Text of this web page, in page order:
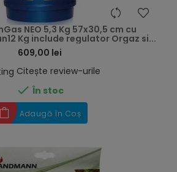
NEO 5,3 Kg 57x30,5 cm cu
Kg include regulator Orgaz si...
609,00 lei
Citește review-urile
 În stoc
Adaugă în Coș